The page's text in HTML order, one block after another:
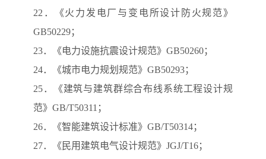
22．《火力发电厂与变电所设计防火规范》
GB50229；
23．《电力设施抗震设计规范》GB50260；
24．《城市电力规划规范》GB50293；
25．《建筑与建筑群综合布线系统工程设计规
范》GB/T50311；
26．《智能建筑设计标准》GB/T50314；
27．《民用建筑电气设计规范》JGJ/T16；